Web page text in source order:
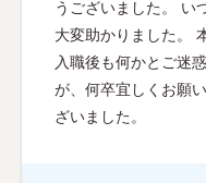
うございました。 い
大変助かりました。
入職後も何かとご迷
が、何卒宜しくお願
ざいました。